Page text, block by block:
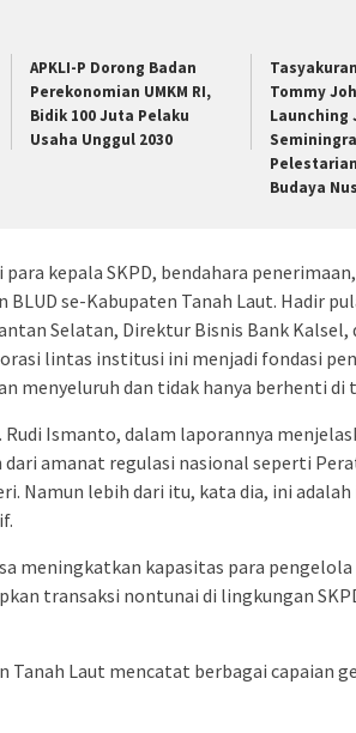
APKLI-P Dorong Badan
Perekonomian UMKM RI,
Bidik 100 Juta Pelaku
Usaha Unggul 2030
Tommy
Launching
Budaya
kepala SKPD, bendahara
se-Kabupaten Tanah Laut. Hadir
Selatan, Direktur Bisnis Bank Kalsel,
lintas institusi ini menjadi fondasi
menyeluruh dan tidak hanya berhenti di
Rudi Ismanto, dalam laporannya
amanat regulasi nasional seperti
Namun lebih dari itu, kata dia, ini
meningkatkan kapasitas para
transaksi nontunai di lingkungan
Tanah Laut mencatat berbagai capaian